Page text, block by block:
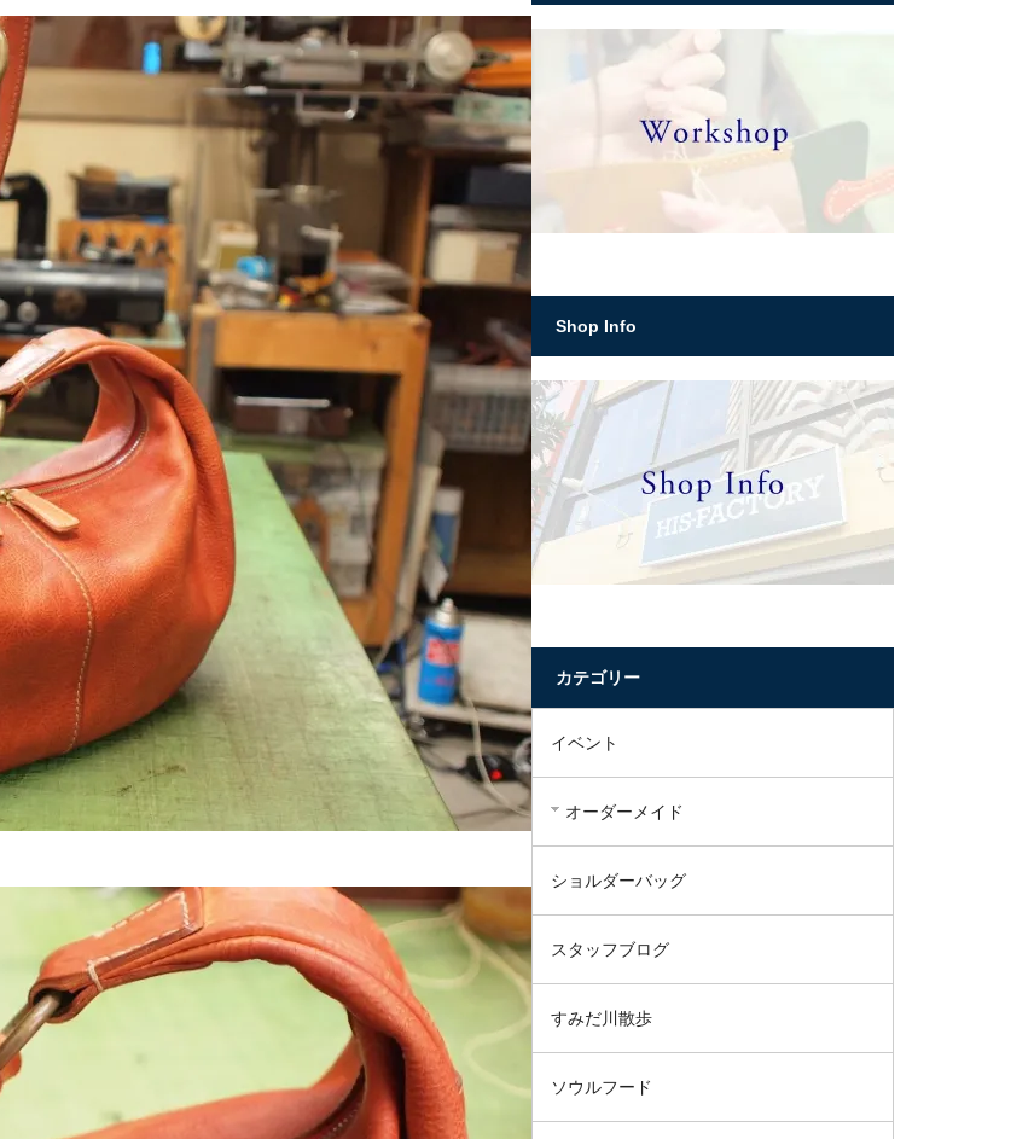
Shop Info
カテゴリー
イベント
オーダーメイド
ショルダーバッグ
スタッフブログ
すみだ川散歩
ソウルフード